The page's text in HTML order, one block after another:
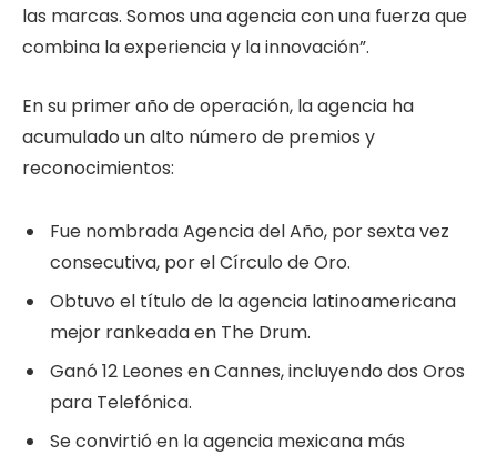
las marcas. Somos una agencia con una fuerza que
combina la experiencia y la innovación”.
En su primer año de operación, la agencia ha
acumulado un alto número de premios y
reconocimientos:
Fue nombrada Agencia del Año, por sexta vez
consecutiva, por el Círculo de Oro.
Obtuvo el título de la agencia latinoamericana
mejor rankeada en The Drum.
Ganó 12 Leones en Cannes, incluyendo dos Oros
para Telefónica.
Se convirtió en la agencia mexicana más